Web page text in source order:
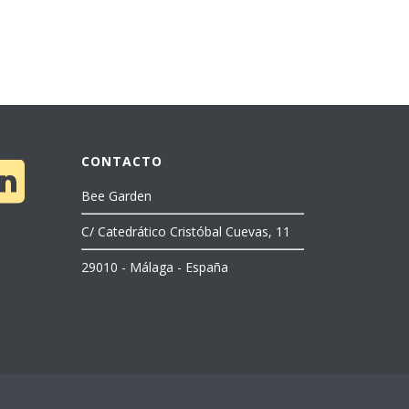
CONTACTO
Bee Garden
C/ Catedrático Cristóbal Cuevas, 11
29010 - Málaga - España